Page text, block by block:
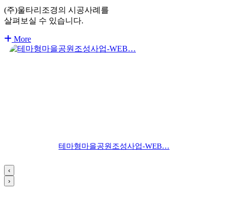
(주)울타리조경의 시공사례를
살펴보실 수 있습니다.
More
테마형마을공원조성사업-WEB…
‹
›